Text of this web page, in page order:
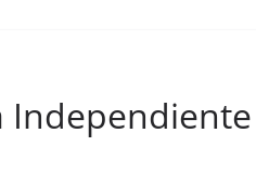
Independiente